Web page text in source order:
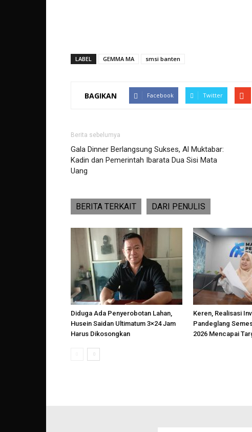
LABEL GEMMA MA smsi banten
BAGIKAN Facebook Twitter
Berita sebelumya
Gala Dinner Berlangsung Sukses, Al Muktabar:
Kadin dan Pemerintah Ibarata Dua Sisi Mata
Uang
BERITA TERKAIT DARI PENULIS
Diduga Ada Penyerobotan Lahan,
Husein Saidan Ultimatum 3×24 Jam
Harus Dikosongkan
Keren, Realisasi
Pandeglang
2026 Mencapai